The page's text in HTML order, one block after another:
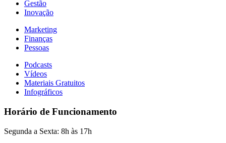
Gestão
Inovação
Marketing
Finanças
Pessoas
Podcasts
Vídeos
Materiais Gratuitos
Infográficos
Horário de Funcionamento
Segunda a Sexta: 8h às 17h